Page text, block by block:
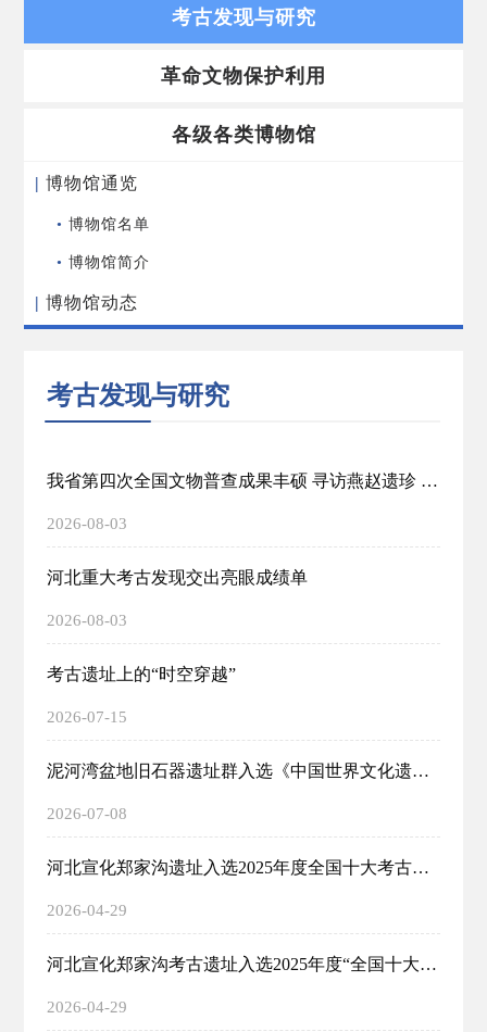
考古发现与研究
革命文物保护利用
各级各类博物馆
| 博物馆通览
• 博物馆名单
• 博物馆简介
| 博物馆动态
考古发现与研究
我省第四次全国文物普查成果丰硕 寻访燕赵遗珍 摸清文物家底
2026-08-03
河北重大考古发现交出亮眼成绩单
2026-08-03
考古遗址上的“时空穿越”
2026-07-15
泥河湾盆地旧石器遗址群入选《中国世界文化遗产预备名单》
2026-07-08
河北宣化郑家沟遗址入选2025年度全国十大考古新发现
2026-04-29
河北宣化郑家沟考古遗址入选2025年度“全国十大考古新发现”
2026-04-29